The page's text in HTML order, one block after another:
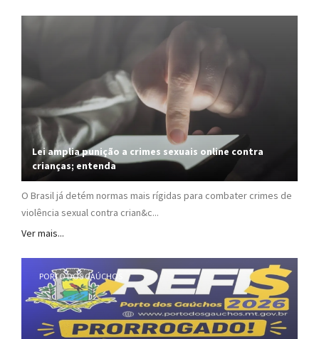
Lei amplia punição a crimes sexuais online contra
crianças; entenda
O Brasil já detém normas mais rígidas para combater crimes de
violência sexual contra crian&c...
Ver mais...
PORTO DOS GAÚCHOS